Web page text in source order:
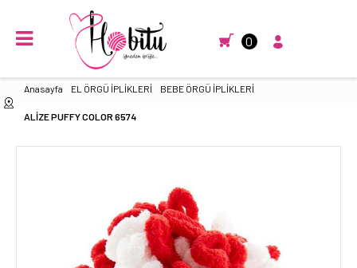
0
Anasayfa EL ÖRGÜ İPLİKLERİ BEBE ÖRGÜ İPLİKLERİ
ALİZE PUFFY COLOR 6574